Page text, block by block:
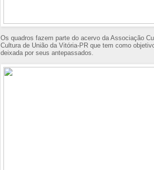
Os quadros fazem parte do acervo da Associação
Cultura de União da Vitória-PR que tem como
deixada por seus antepassados.